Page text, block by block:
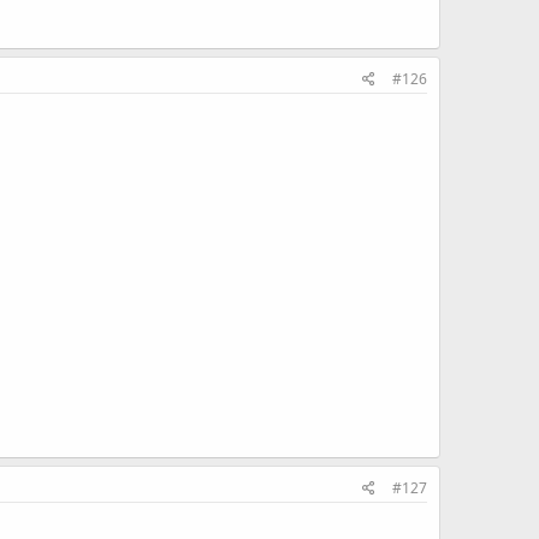
#126
#127